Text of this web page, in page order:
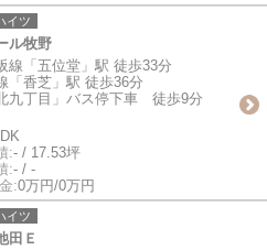
イツ
ル牧野
線「五位堂」駅 徒歩33分
「香芝」駅 徒歩36分
九丁目」バス停下車 徒歩9分
:- / 17.53坪
:- / -
:0万円/0万円
イツ
田Ｅ